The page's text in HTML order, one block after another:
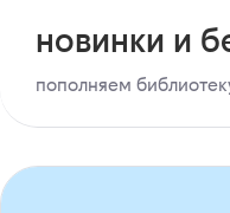
новинки и
пополняем